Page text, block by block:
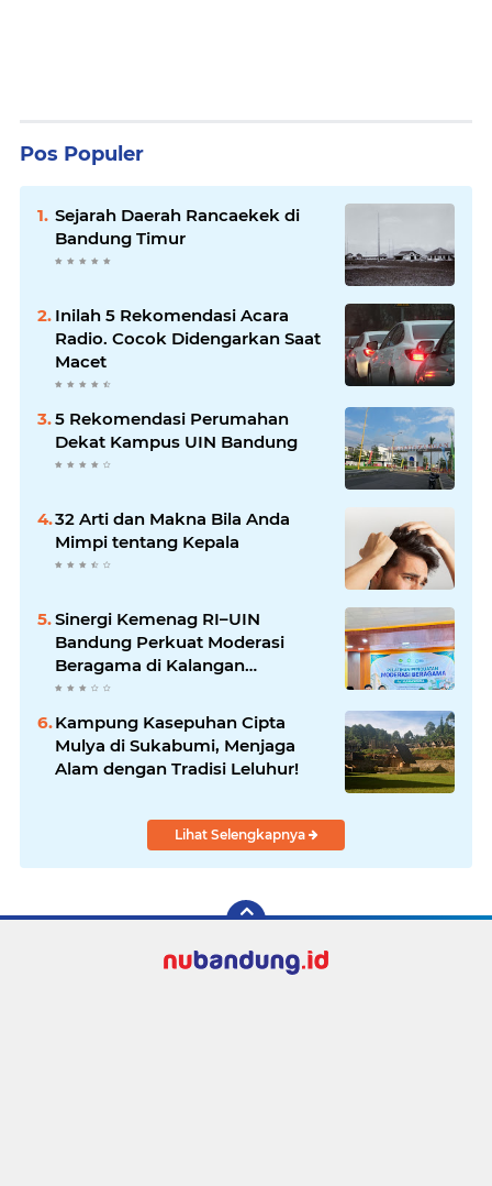
Pos Populer
Sejarah Daerah Rancaekek di
Bandung Timur
Inilah 5 Rekomendasi Acara
Radio. Cocok Didengarkan Saat
Macet
5 Rekomendasi Perumahan
Dekat Kampus UIN Bandung
32 Arti dan Makna Bila Anda
Mimpi tentang Kepala
Sinergi Kemenag RI–UIN
Bandung Perkuat Moderasi
Beragama di Kalangan
Mahasiswa
Kampung Kasepuhan Cipta
Mulya di Sukabumi, Menjaga
Alam dengan Tradisi Leluhur!
Lihat Selengkapnya